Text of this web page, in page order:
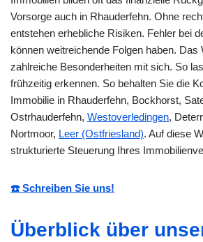
Vorsorge auch in Rhauderfehn. Ohne
entstehen erhebliche Risiken. Fehler bei
können weitreichende Folgen haben. Das
zahlreiche Besonderheiten mit sich. So
frühzeitig erkennen. So behalten Sie die
Immobilie in Rhauderfehn, Bockhorst,
Ostrhauderfehn, Westoverledingen,
Nortmoor, Leer (Ostfriesland). Auf diese
strukturierte Steuerung Ihres
☎️ Schreiben Sie uns!
Überblick über